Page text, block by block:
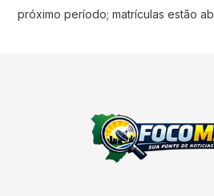
próximo período; matrículas estão